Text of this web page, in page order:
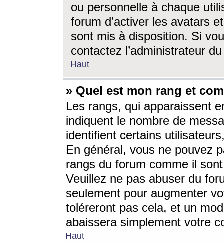
ou personnelle à chaque
forum d’activer les avatars
sont mis à disposition. Si
contactez l’administrateur
Haut
» Quel est mon rang et
Les rangs, qui apparaissent
indiquent le nombre de
identifient certains
En général, vous ne pouvez
rangs du forum comme il
Veuillez ne pas abuser du
seulement pour augmenter
toléreront pas cela, et un
abaissera simplement votre
Haut